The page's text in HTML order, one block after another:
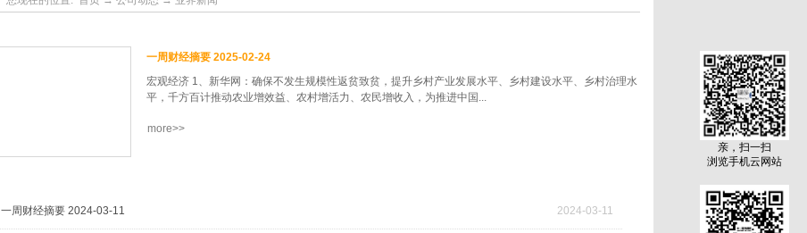
一周财经摘要 2025-02-24
宏观经济 1、新华网：确保不发生规模性返贫致贫，提升乡村产业发展水平、乡村建设水平、乡村治理水
平，千方百计推动农业增效益、农村增活力、农民增收入，为推进中国...
7.4%，累计保障航班73.9万班，日均1.85万班，同比增长8.3%，旅客运输量和航班数量均创历史新高。
4、中经网：我国已形成全球最大国内旅游市场，成为国际旅游最大客源国和主要目的地，旅游业保持稳
more>>
一周财经摘要 2024-03-11 2024-03-11
亲，扫一扫
浏览手机云网站